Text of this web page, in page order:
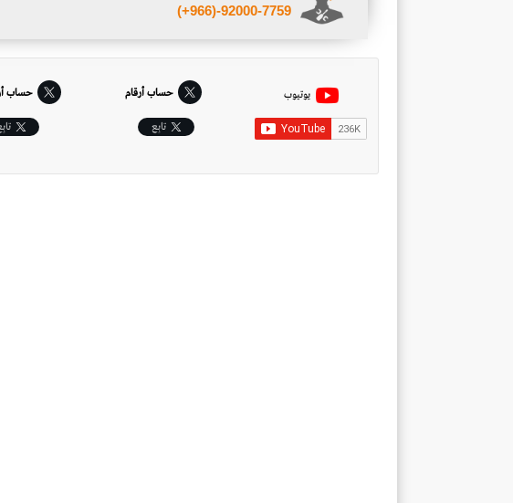
(+966)-92000-7759
يوتيوب حساب أرقام
تابِع
حساب